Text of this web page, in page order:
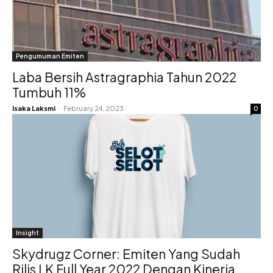
Pengumuman Emiten
Laba Bersih Astragraphia Tahun 2022
Tumbuh 11%
Isaka Laksmi - February 24, 2023 0
Insight
Skydrugz Corner: Emiten Yang Sudah
Rilis LK Full Year 2022 Dengan Kinerja